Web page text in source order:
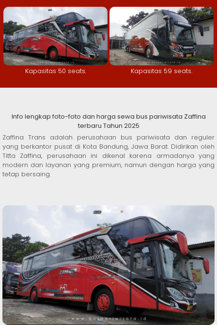
Kapasitas 50 seats. Kapasitas 59 seats.
Info lengkap foto-foto dan harga sewa bus pariwisata Zaffina
terbaru Tahun 2025
Zaffina Trans adalah perusahaan bus pariwisata dan reguler
yang berkantor pusat di Kota Bandung, Jawa Barat. Didirikan oleh
Titta Zaffina, perusahaan ini dikenal karena armadanya yang
modern dan layanan yang premium, namun dengan harga yang
tetap bersaing.